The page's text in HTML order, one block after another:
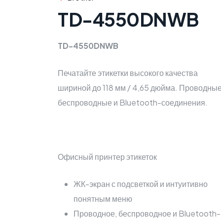
TD-4550DNWB
TD-4550DNWB
Печатайте этикетки высокого качества
шириной до 118 мм / 4,65 дюйма.
беспроводные и Bluetooth-соединения.
Офисный принтер этикеток
ЖК-экран с подсветкой и интуитивно
понятным меню
Проводное, беспроводное и Bluetooth-